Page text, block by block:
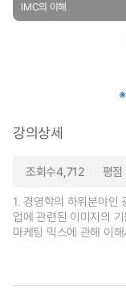
IMC의 이해
강의상세
조회수4,712 평점
1. 경영학의 하위분야인
업에 관련된 이미지의
마케팅 믹스에 관해 이해